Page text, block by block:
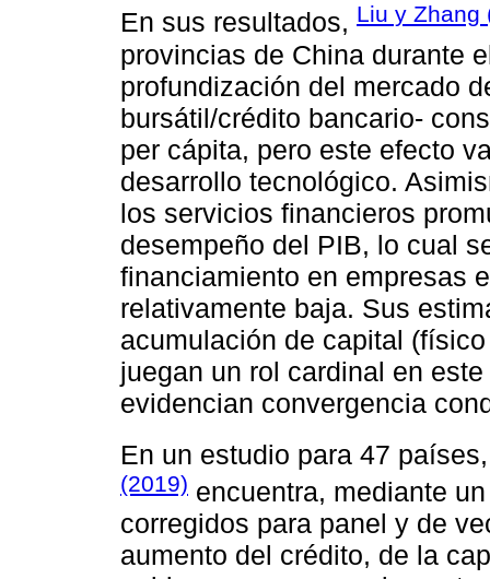
En sus resultados, Liu y Zhang
provincias de China durante
profundización del mercado
bursátil/crédito bancario-
per cápita, pero este efecto
desarrollo tecnológico.
los servicios financieros
desempeño del PIB, lo cual
financiamiento en empresas
relativamente baja. Sus
acumulación de capital
juegan un rol cardinal en
evidencian convergencia
En un estudio para 47
(2019) encuentra, mediante
corregidos para panel y de
aumento del crédito, de la